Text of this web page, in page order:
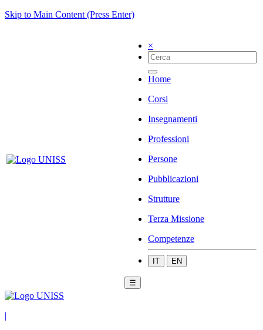
Skip to Main Content (Press Enter)
×
Home
Corsi
Insegnamenti
Professioni
Persone
Pubblicazioni
Strutture
Terza Missione
Competenze
IT EN
☰
|